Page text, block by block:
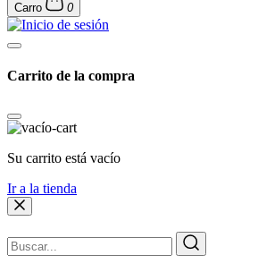
Carro 0
Carrito de la compra
Su carrito está vacío
Ir a la tienda